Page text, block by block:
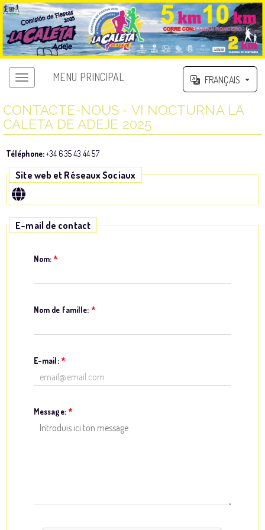
MENU PRINCIPAL FRANÇAIS
CONTACTE-NOUS - VI NOCTURNA LA
CALETA DE ADEJE 2025
Téléphone:+34 635 43 44 57
Site web et Réseaux Sociaux
E-mail de contact
Nom:*
Nom de famille: *
E-mail:*
Message:*